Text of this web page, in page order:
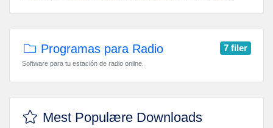
Programas para Radio 7 filer
Software para tu estación de radio online.
Mest Populære Downloads